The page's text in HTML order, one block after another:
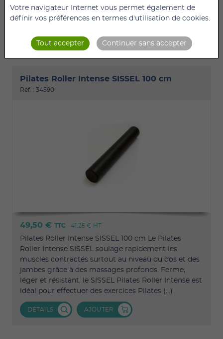
facilement sur le Springboard (pas besoin de le
demonter). La (...)
DÉTAILS AJOUTER
Pilates Roller Intense SISSEL 100 cm
Réf. : 34590
49,50 € TTC 41,25 € HT
Pilates Roller Intense SISSEL 100 cm Le Pilates
Roller Intense SISSEL soulage rapidement les
muscles contractés surtout au niveau du dos et des
jambes grâce à des massages profonds. Ferme,
léger et résistant, le SISSEL Pilates Roller Intense est
idéal pour effectuer des exercices Pilates (...)
DÉTAILS AJOUTER
Votre navigateur Internet vous permet également de
définir vos préférences en termes d'utilisation de cookies.
Tout accepter Continuer sans accepter